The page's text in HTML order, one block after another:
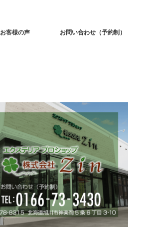
お客様の声 お問い合わせ（予約制）